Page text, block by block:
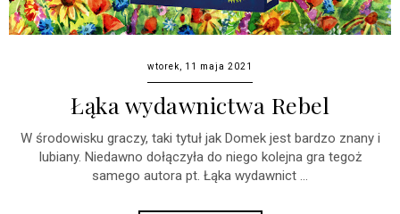
wtorek, 11 maja 2021
Łąka wydawnictwa Rebel
W środowisku graczy, taki tytuł jak Domek jest bardzo znany i
lubiany. Niedawno dołączyła do niego kolejna gra tegoż
samego autora pt. Łąka wydawnict ...